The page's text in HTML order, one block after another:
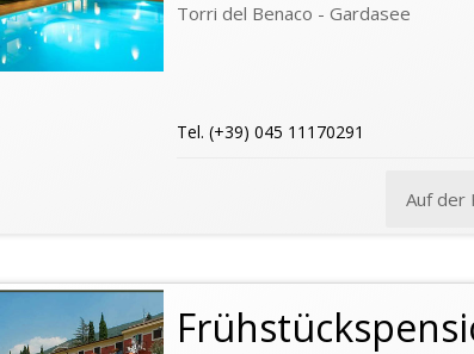
Torri del Benaco - Gardasee
Tel. (+39) 045 11170291
Auf der